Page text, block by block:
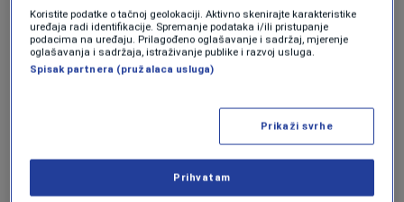
Recept za najukusniji špinat: Oduševit će
Smoothie od jabuke i špinata
Koristite podatke o tačnoj geolokaciji. Aktivno skenirajte karakteristike
uređaja radi identifikacije. Spremanje podataka i/ili pristupanje
podacima na uređaju. Prilagođeno oglašavanje i sadržaj, mjerenje
oglašavanja i sadržaja, istraživanje publike i razvoj usluga.
Spisak partnera (pružalaca usluga)
Prikaži svrhe
Prihvatam